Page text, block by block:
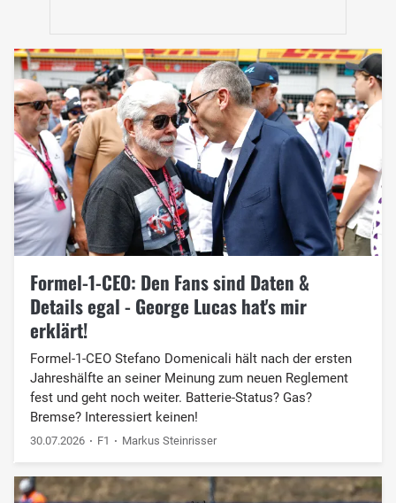
Formel-1-CEO: Den Fans sind Daten &
Details egal - George Lucas hat's mir
erklärt!
Formel-1-CEO Stefano Domenicali hält nach der ersten
Jahreshälfte an seiner Meinung zum neuen Reglement
fest und geht noch weiter. Batterie-Status? Gas?
Bremse? Interessiert keinen!
30.07.2026 F1 Markus Steinrisser